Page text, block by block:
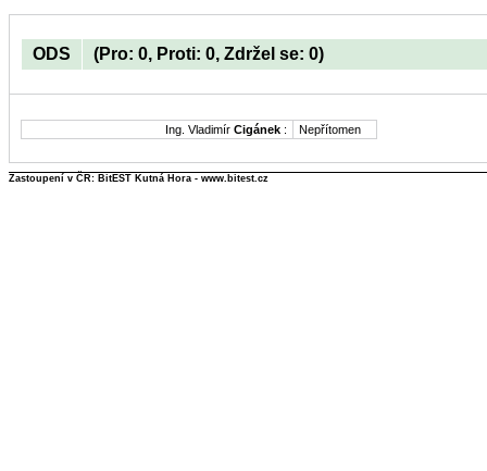
ODS (Pro: 0, Proti: 0, Zdržel se: 0)
Ing. Vladimír Cigánek : Nepřítomen
Zastoupení v ČR: BitEST Kutná Hora - www.bitest.cz